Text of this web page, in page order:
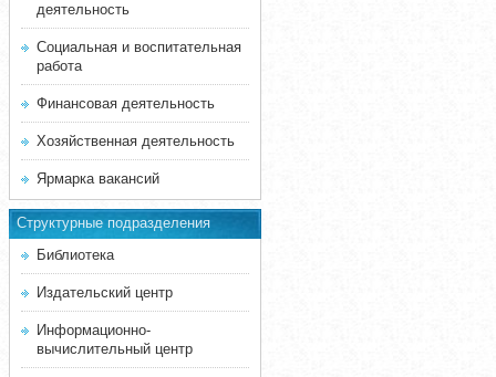
деятельность
Социальная и воспитательная
работа
Финансовая деятельность
Хозяйственная деятельность
Ярмарка вакансий
Структурные подразделения
Библиотека
Издательский центр
Информационно-
вычислительный центр